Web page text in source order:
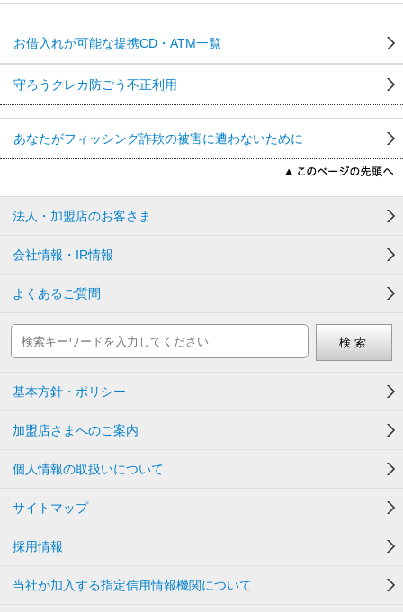
お借入れが可能な提携CD・ATM一覧
守ろうクレカ防ごう不正利用
あなたがフィッシング詐欺の被害に遭わないために
法人・加盟店のお客さま
会社情報・IR情報
よくあるご質問
基本方針・ポリシー
加盟店さまへのご案内
個人情報の取扱いについて
サイトマップ
採用情報
当社が加入する指定信用情報機関について